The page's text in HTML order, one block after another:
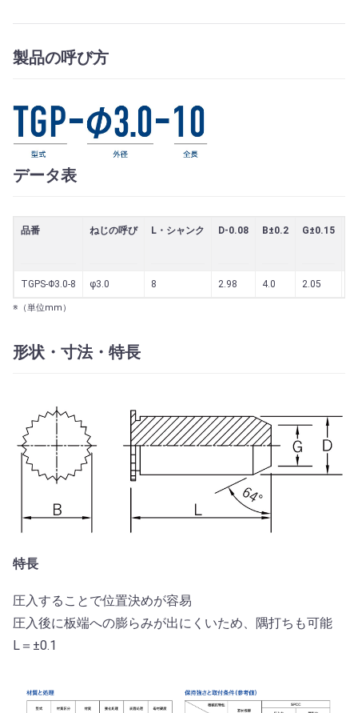
製品の呼び方
データ表
品番 ねじの呼び L・シャンク D-0.08 B±0.2 G±0.15
TGPS-Φ3.0-8 φ3.0 8 2.98 4.0 2.05
※（単位mm）
形状・寸法・特長
特長
圧入することで位置決めが容易
圧入後に板端への膨らみが出にくいため、隅打ちも可能
L＝±0.1